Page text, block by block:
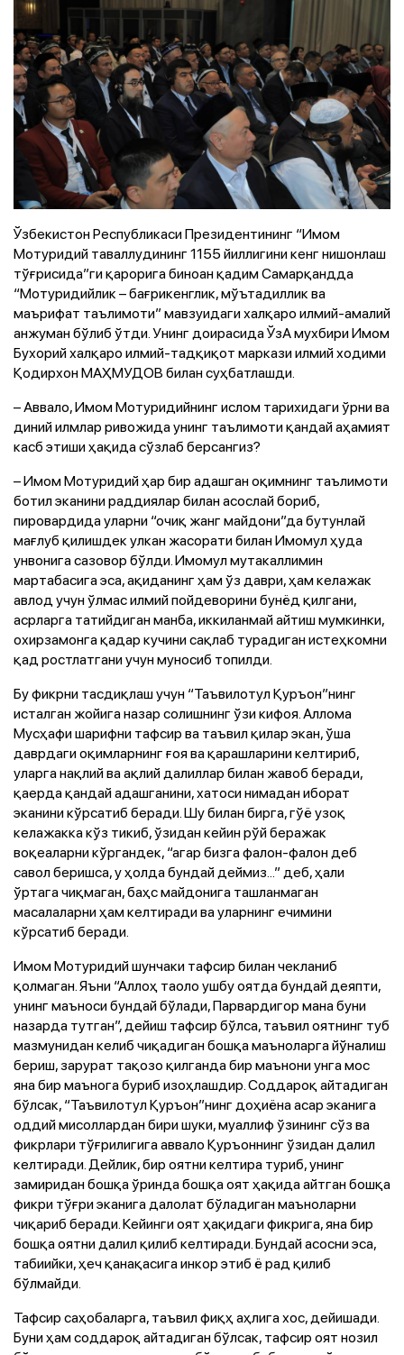
Ўзбекистон Республикаси Президентининг “Имом
Мотуридий таваллудининг 1155 йиллигини кенг нишонлаш
тўғрисида”ги қарорига биноан қадим Самарқандда
“Мотуридийлик – бағрикенглик, мўътадиллик ва
маърифат таълимоти” мавзуидаги халқаро илмий-амалий
анжуман бўлиб ўтди. Унинг доирасида ЎзА мухбири Имом
Бухорий халқаро илмий-тадқиқот маркази илмий ходими
Қодирхон МАҲМУДОВ билан суҳбатлашди.
– Аввало, Имом Мотуридийнинг ислом тарихидаги ўрни ва
диний илмлар ривожида унинг таълимоти қандай аҳамият
касб этиши ҳақида сўзлаб берсангиз?
– Имом Мотуридий ҳар бир адашган оқимнинг таълимоти
ботил эканини раддиялар билан асослай бориб,
пировардида уларни “очиқ жанг майдони”да бутунлай
мағлуб қилишдек улкан жасорати билан Имомул ҳуда
унвонига сазовор бўлди. Имомул мутакаллимин
мартабасига эса, ақиданинг ҳам ўз даври, ҳам келажак
авлод учун ўлмас илмий пойдеворини бунёд қилгани,
асрларга татийдиган манба, иккиланмай айтиш мумкинки,
охирзамонга қадар кучини сақлаб турадиган истеҳкомни
қад ростлатгани учун муносиб топилди.
Бу фикрни тасдиқлаш учун “Таъвилотул Қуръон”нинг
исталган жойига назар солишнинг ўзи кифоя. Аллома
Мусҳафи шарифни тафсир ва таъвил қилар экан, ўша
даврдаги оқимларнинг ғоя ва қарашларини келтириб,
уларга нақлий ва ақлий далиллар билан жавоб беради,
қаерда қандай адашганини, хатоси нимадан иборат
эканини кўрсатиб беради. Шу билан бирга, гўё узоқ
келажакка кўз тикиб, ўзидан кейин рўй беражак
воқеаларни кўргандек, “агар бизга фалон-фалон деб
савол беришса, у ҳолда бундай деймиз...” деб, ҳали
ўртага чиқмаган, баҳс майдонига ташланмаган
масалаларни ҳам келтиради ва уларнинг ечимини
кўрсатиб беради.
Имом Мотуридий шунчаки тафсир билан чекланиб
қолмаган. Яъни “Аллоҳ таоло ушбу оятда бундай деяпти,
унинг маъноси бундай бўлади, Парвардигор мана буни
назарда тутган”, дейиш тафсир бўлса, таъвил оятнинг туб
мазмунидан келиб чиқадиган бошқа маъноларга йўналиш
бериш, зарурат тақозо қилганда бир маънони унга мос
яна бир маънога буриб изоҳлашдир. Соддароқ айтадиган
бўлсак, “Таъвилотул Қуръон”нинг доҳиёна асар эканига
оддий мисоллардан бири шуки, муаллиф ўзининг сўз ва
фикрлари тўғрилигига аввало Қуръоннинг ўзидан далил
келтиради. Дейлик, бир оятни келтира туриб, унинг
замиридан бошқа ўринда бошқа оят ҳақида айтган бошқа
фикри тўғри эканига далолат бўладиган маъноларни
чиқариб беради. Кейинги оят ҳақидаги фикрига, яна бир
бошқа оятни далил қилиб келтиради. Бундай асосни эса,
табиийки, ҳеч қанақасига инкор этиб ё рад қилиб
бўлмайди.
Тафсир саҳобаларга, таъвил фиқҳ аҳлига хос, дейишади.
Буни ҳам соддароқ айтадиган бўлсак, тафсир оят нозил